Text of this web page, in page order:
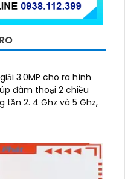
3.0MP cho ra hình
đàm thoại 2 chiều
tần 2. 4 Ghz và 5 Ghz,